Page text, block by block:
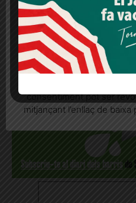
REP
Més informació
Quan l’usuari crea un
seu consentiment explícit
consentiment pot ser
mitjançant l’enllaç de